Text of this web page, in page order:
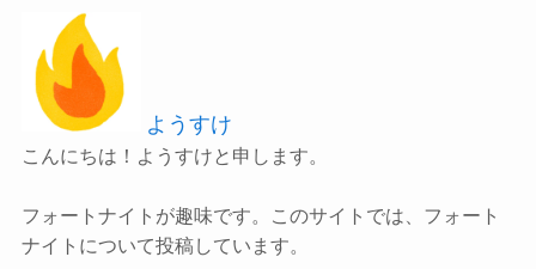
ようすけ
こんにちは！ようすけと申します。
フォートナイトが趣味です。このサイトでは、フォート
ナイトについて投稿しています。